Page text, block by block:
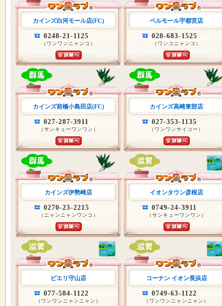
カインズ白河モール店(FC)
0248-21-1125
（ワンワンニャンコ）
ベルモール宇都宮店
028-683-1525
（ワンコニャンコ）
カインズ前橋小島田店(FC)
027-287-3911
（サンキューワンワン）
カインズ高崎東部店
027-353-1135
（ワンワンサイコー）
カインズ伊勢崎店
0270-23-2215
（ニャンニャンワンコ）
イオンタウン彦根店
0749-24-3911
（サンキューワンワン）
ピエリ守山店
077-584-1122
（ワンワンニャンニャン）
コーナン イオン長浜店
0749-63-1122
（ワンワンニャンニャン）